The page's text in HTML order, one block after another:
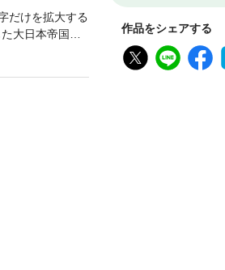
作品をシェアする
だけを拡大する
大日本帝国陸
皮切りに、次
車、鉄道装甲
。